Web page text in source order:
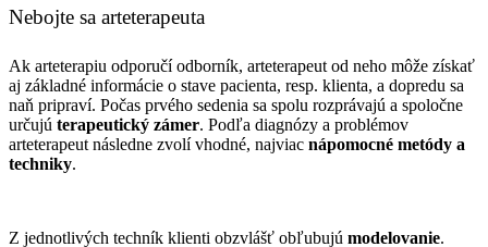
Nebojte sa arteterapeuta
Ak arteterapiu odporučí odborník, arteterapeut od neho môže získať
aj základné informácie o stave pacienta, resp. klienta, a dopredu sa
naň pripraví. Počas prvého sedenia sa spolu rozprávajú a spoločne
určujú terapeutický zámer. Podľa diagnózy a problémov
arteterapeut následne zvolí vhodné, najviac nápomocné metódy a
techniky.
Z jednotlivých techník klienti obzvlášť obľubujú modelovanie.